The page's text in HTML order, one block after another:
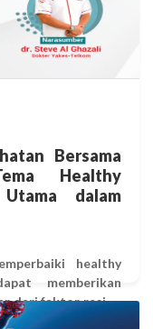
Bersama
Healthy
dalam
healthy
memberikan
dari faktor resiko
beberapa